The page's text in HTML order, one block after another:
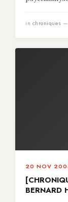
in chroniques
20 NOV
BERNARD